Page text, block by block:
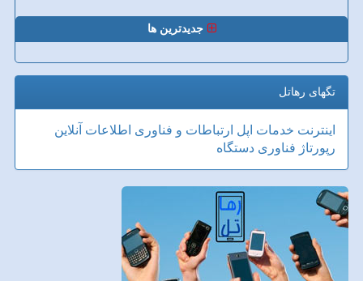
جدیدترین ها
تگهای رهاتل
اینترنت خدمات اپل ارتباطات و فناوری اطلاعات آنلاین
رپورتاژ فناوری دستگاه